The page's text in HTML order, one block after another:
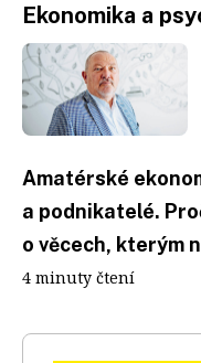
Ekonomika a
Amatérské
a podnikatelé.
o věcech, kterým
4 minuty čtení